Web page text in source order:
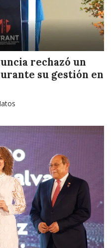
rechazó un
su gestión en